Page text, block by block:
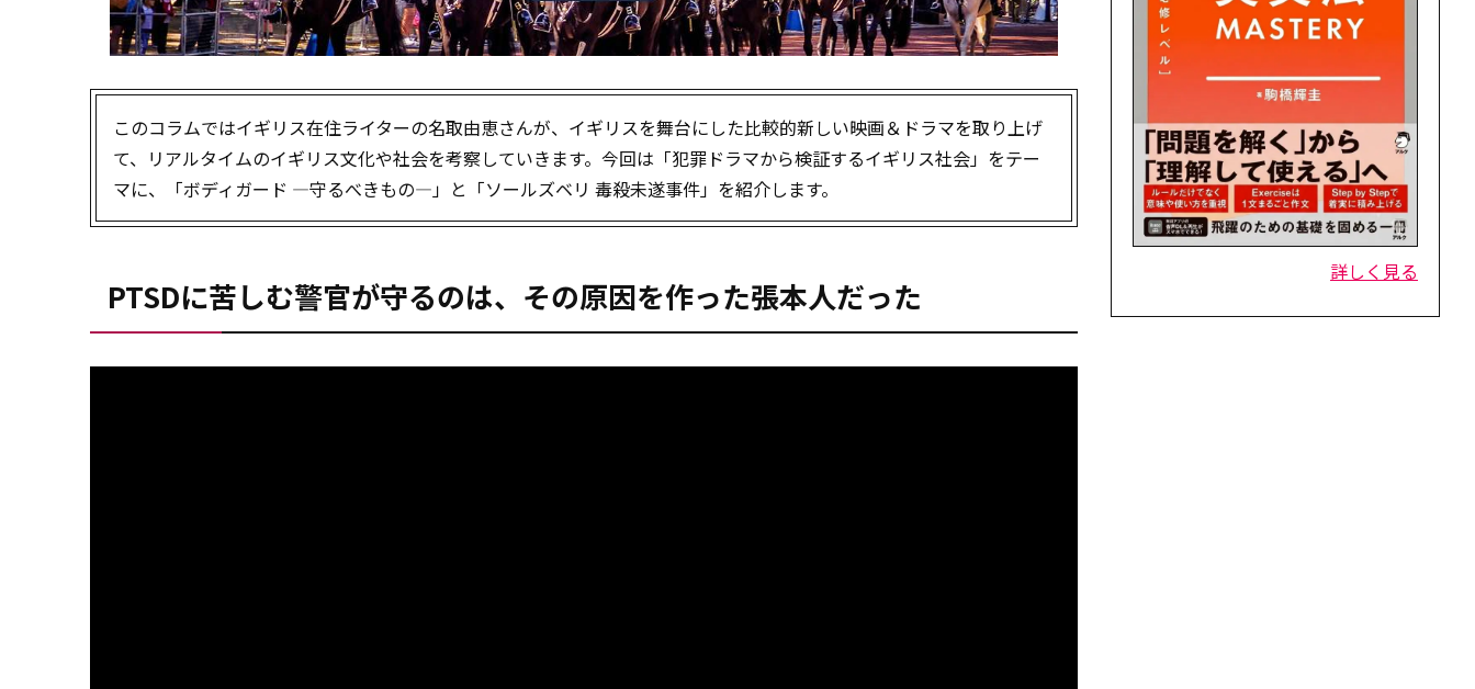
このコラムではイギリス在住ライターの名取由恵さんが、イギリスを舞台にした比較的新しい映画＆ドラマを取り上げ
て、リアルタイムのイギリス文化や社会を考察していきます。今回は「犯罪ドラマから検証するイギリス社会」をテー
マに、「ボディガード ―守るべきもの―」と「ソールズベリ 毒殺未遂事件」を紹介します。
PTSDに苦しむ警官が守るのは、その原因を作った張本人だった
詳しく見る